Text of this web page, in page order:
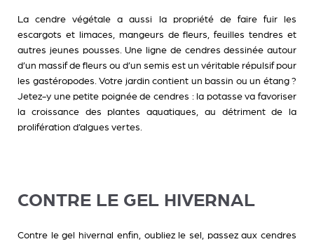
La cendre végétale a aussi la propriété de faire fuir les
escargots et limaces, mangeurs de fleurs, feuilles tendres et
autres jeunes pousses. Une ligne de cendres dessinée autour
d’un massif de fleurs ou d’un semis est un véritable répulsif pour
les gastéropodes. Votre jardin contient un bassin ou un étang ?
Jetez-y une petite poignée de cendres : la potasse va favoriser
la croissance des plantes aquatiques, au détriment de la
prolifération d’algues vertes.
CONTRE LE GEL HIVERNAL
Contre le gel hivernal enfin, oubliez le sel, passez aux cendres